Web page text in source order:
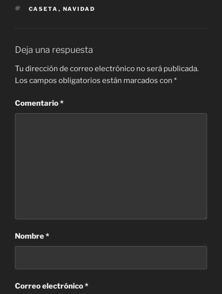
ETIQUETAS
CASETA , NAVIDAD
Deja una respuesta
Tu dirección de correo electrónico no será publicada.
Los campos obligatorios están marcados con *
Comentario*
Nombre*
Correo electrónico*